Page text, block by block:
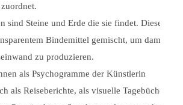
sind Steine und Erde die sie findet. Diese
Bindemittel gemischt, um damit
zu produzieren.‎
als Psychogramme der Künstlerin
als Reiseberichte, als visuelle Tagebücher